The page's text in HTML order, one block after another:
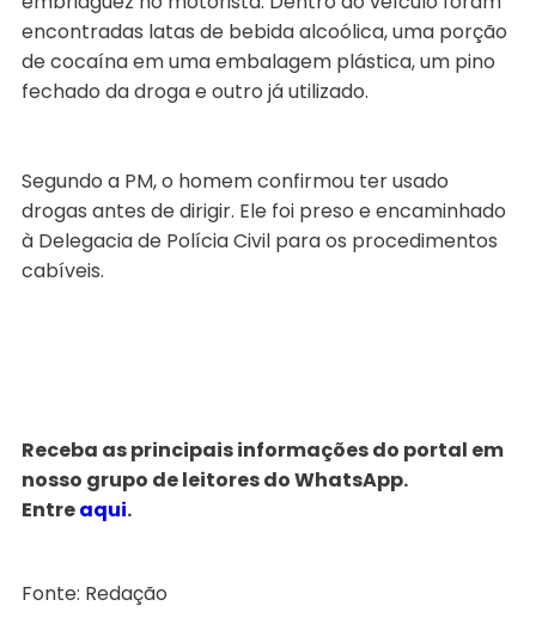
encontradas latas de bebida alcoólica, uma porção
de cocaína em uma embalagem plástica, um pino
fechado da droga e outro já utilizado.
Segundo a PM, o homem confirmou ter usado
drogas antes de dirigir. Ele foi preso e encaminhado
à Delegacia de Polícia Civil para os procedimentos
cabíveis.
Receba as principais informações do portal em
nosso grupo de leitores do WhatsApp.
Entreaqui.
Fonte: Redação